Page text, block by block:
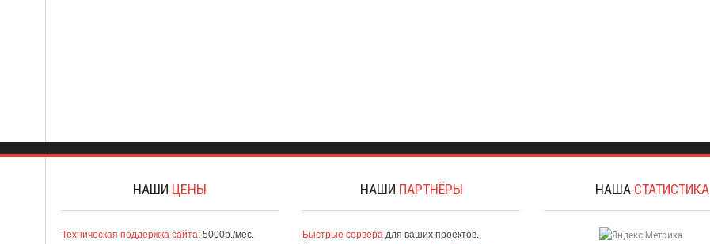
НАШИ ЦЕНЫ
Техническая поддержка сайта: 5000р./мес.
НАШИ ПАРТНЁРЫ
Быстрые серверадля ваших проектов.
НАША СТАТИСТИКА